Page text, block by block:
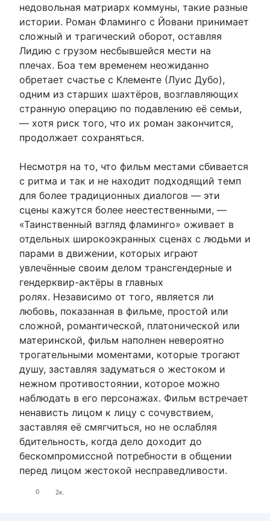
недовольная матриарх коммуны, такие разные
истории. Роман Фламинго с Йовани принимает
сложный и трагический оборот, оставляя
Лидию с грузом несбывшейся мести на
плечах. Боа тем временем неожиданно
обретает счастье с Клементе (Луис Дубо),
одним из старших шахтёров, возглавляющих
странную операцию по подавлению её семьи,
— хотя риск того, что их роман закончится,
продолжает сохраняться.
Несмотря на то, что фильм местами сбивается
с ритма и так и не находит подходящий темп
для более традиционных диалогов — эти
сцены кажутся более неестественными, —
«Таинственный взгляд фламинго» оживает в
отдельных широкоэкранных сценах с людьми и
парами в движении, которых играют
увлечённые своим делом трансгендерные и
гендерквир-актёры в главных
ролях. Независимо от того, является ли
любовь, показанная в фильме, простой или
сложной, романтической, платонической или
материнской, фильм наполнен невероятно
трогательными моментами, которые трогают
душу, заставляя задуматься о жестоком и
нежном противостоянии, которое можно
наблюдать в его персонажах. Фильм встречает
ненависть лицом к лицу с сочувствием,
заставляя её смягчиться, но не ослабляя
бдительность, когда дело доходит до
бескомпромиссной потребности в общении
перед лицом жестокой несправедливости.
0 2к.